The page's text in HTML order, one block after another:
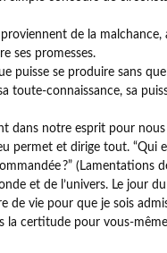
de la
ses promesses.
puisse se produire sans
toute-connaissance, sa
dans notre esprit pour
permet et dirige tout. “Qui
?” (Lamentations
et de l’univers. Le jour
de vie pour que je sois
la certitude pour vous-